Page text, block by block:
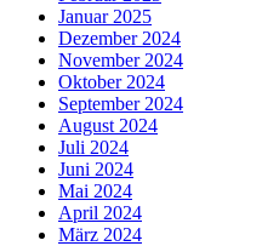
Januar 2025
Dezember 2024
November 2024
Oktober 2024
September 2024
August 2024
Juli 2024
Juni 2024
Mai 2024
April 2024
März 2024